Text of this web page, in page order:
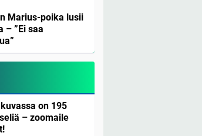
Marius-poika lusii
– ”Ei saa
on 195
– zoomaile